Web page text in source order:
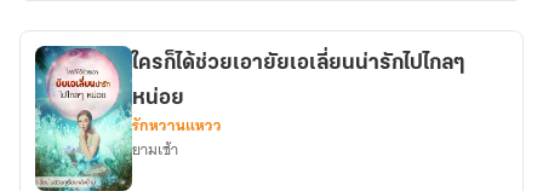
เงิน
เดือน
ใครก็ได้ช่วยเอายัยเอเลี่ยนน่ารักไปไกลๆ
หน่อย
รักหวานแหวว
ยามเช้า